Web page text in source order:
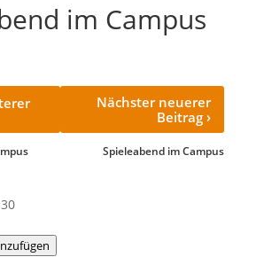
im Campus
Nächster neuerer
Beitrag›
Spieleabend im Campus